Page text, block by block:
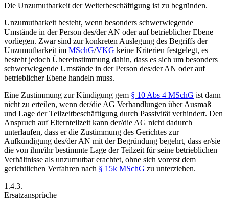
Die Unzumutbarkeit der Weiterbeschäftigung ist zu begründen.
Unzumutbarkeit besteht, wenn besonders schwerwiegende
Umstände in der Person des/der AN oder auf betrieblicher Ebene
vorliegen. Zwar sind zur konkreten Auslegung des Begriffs der
Unzumutbarkeit im MSchG/VKG keine Kriterien festgelegt, es
besteht jedoch Übereinstimmung dahin, dass es sich um besonders
schwerwiegende Umstände in der Person des/der AN oder auf
betrieblicher Ebene handeln muss.
Eine Zustimmung zur Kündigung gem § 10 Abs 4 MSchG ist dann
nicht zu erteilen, wenn der/die AG Verhandlungen über Ausmaß
und Lage der Teilzeitbeschäftigung durch Passivität verhindert. Den
Anspruch auf Elternteilzeit kann der/die AG nicht dadurch
unterlaufen, dass er die Zustimmung des Gerichtes zur
Aufkündigung des/der AN mit der Begründung begehrt, dass er/sie
die von ihm/ihr bestimmte Lage der Teilzeit für seine betrieblichen
Verhältnisse als unzumutbar erachtet, ohne sich vorerst dem
gerichtlichen Verfahren nach § 15k MSchG zu unterziehen.
1.4.3.
Ersatzansprüche